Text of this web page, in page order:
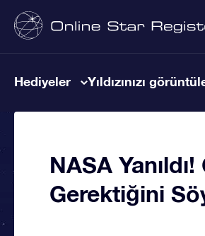
Hediyeler Yıldızınızı
NASA
Gerektiğini